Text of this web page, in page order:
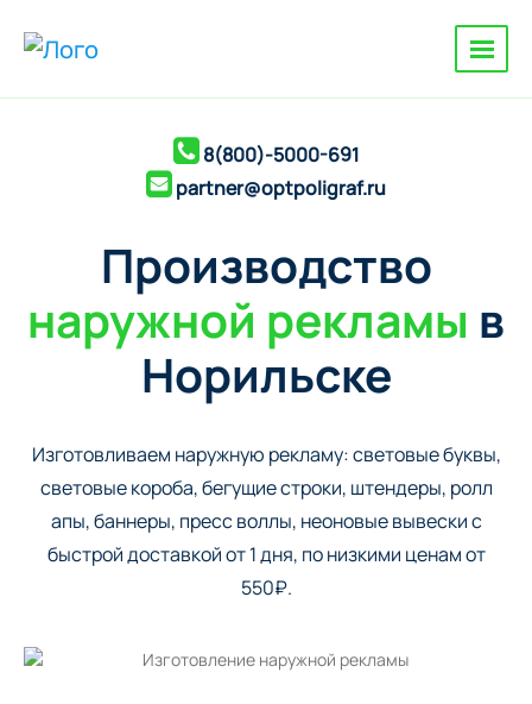
8(800)-5000-691
partner@optpoligraf.ru
Производство
наружной рекламы в
Норильске
Изготовливаем наружную рекламу: cветовые буквы,
cветовые короба, бегущие строки, штендеры, ролл
апы, баннеры, пресс воллы, неоновые вывески с
быстрой доставкой от 1 дня, по низкими ценам от
550₽.